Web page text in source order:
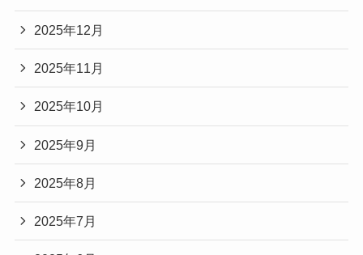
2025年12月
2025年11月
2025年10月
2025年9月
2025年8月
2025年7月